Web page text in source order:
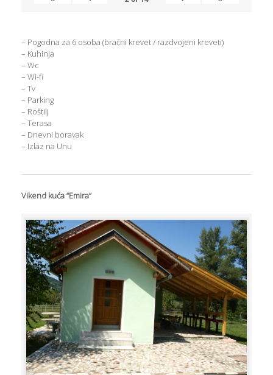
– Pogodna za 6 osoba (bračni krevet / razdvojeni kreveti)
– Kuhinja
– Wc
– Wi-fi
– Tv
– Parking
– Roštilj
– Terasa
– Dnevni boravak
– Izlaz na Unu
Vikend kuća “Emira”